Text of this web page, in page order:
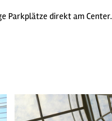
Parkplätze direkt am Center.